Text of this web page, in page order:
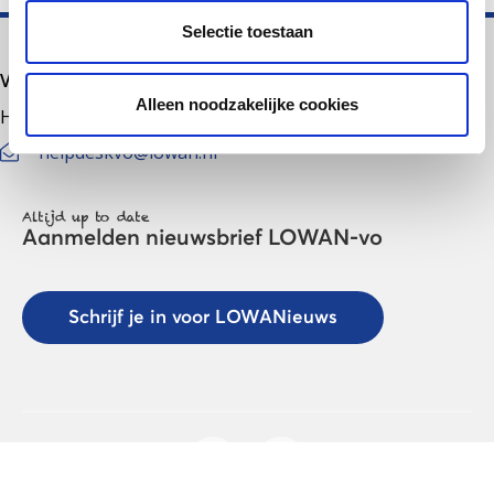
Selectie toestaan
Alleen noodzakelijke cookies
Voortgezet onderwijs
Helpdesk LOWAN-vo
helpdeskvo@lowan.nl
Altijd up to date
Aanmelden nieuwsbrief LOWAN-vo
Schrijf je in voor LOWANieuws